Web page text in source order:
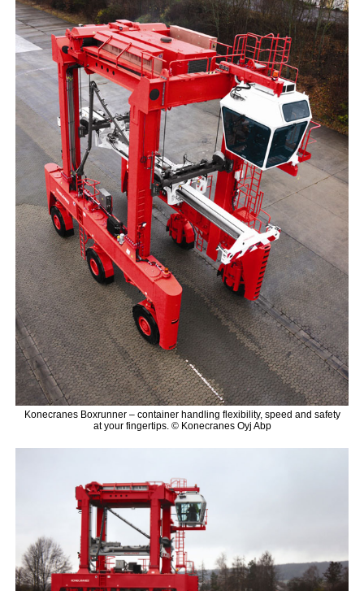
Konecranes Boxrunner – container handling flexibility, speed and safety
at your fingertips. © Konecranes Oyj Abp